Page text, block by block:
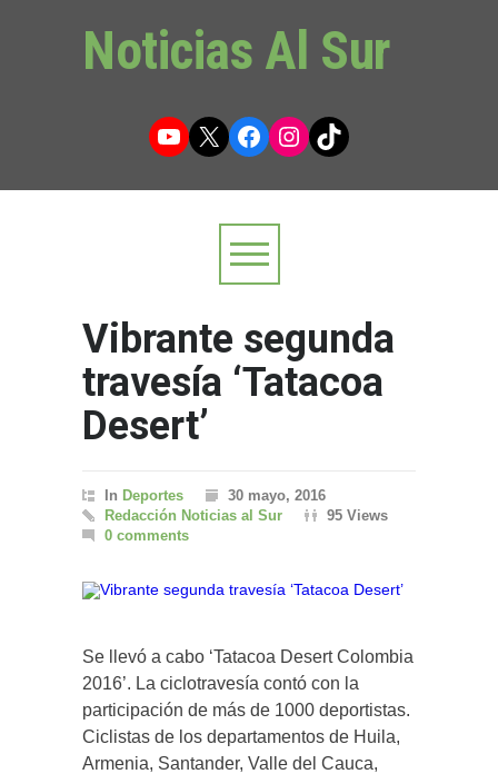
Noticias Al Sur
YouTube
X Facebook
Instagram
TikTok
Vibrante segunda
travesía ‘Tatacoa
Desert’
In Deportes
30 mayo, 2016
Redacción Noticias al Sur
95 Views
0 comments
Se llevó a cabo ‘Tatacoa Desert Colombia
2016’. La ciclotravesía contó con la
participación de más de 1000 deportistas.
Ciclistas de los departamentos de Huila,
Armenia, Santander, Valle del Cauca,